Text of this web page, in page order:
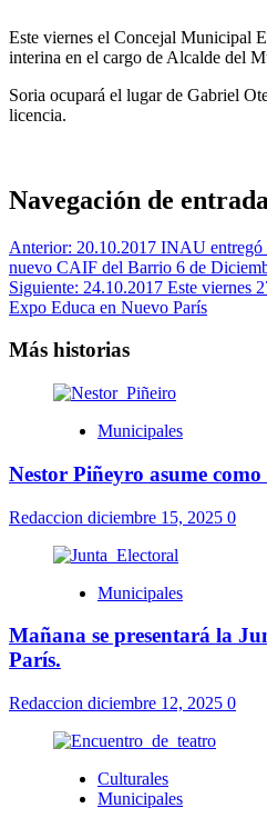
Este viernes el Concejal Municipal
interina en el cargo de Alcalde del
Soria ocupará el lugar de Gabriel
licencia.
Navegación de
Anterior: 20.10.2017 INAU
nuevo CAIF del Barrio 6 de
Siguiente: 24.10.2017 Este viernes
Expo Educa en Nuevo París
Más historias
Municipales
Nestor Piñeyro asume como
Redaccion diciembre 15, 2025 0
Municipales
Mañana se presentará la
París.
Redaccion diciembre 12, 2025 0
Culturales
Municipales